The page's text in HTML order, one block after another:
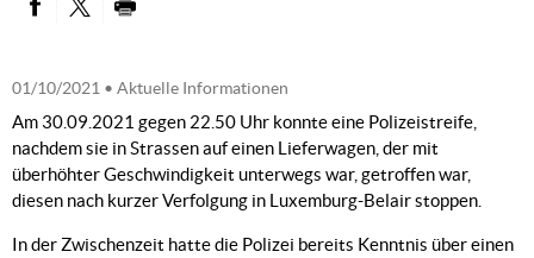
01/10/2021 • Aktuelle Informationen
Am 30.09.2021 gegen 22.50 Uhr konnte eine Polizeistreife,
nachdem sie in Strassen auf einen Lieferwagen, der mit
überhöhter Geschwindigkeit unterwegs war, getroffen war,
diesen nach kurzer Verfolgung in Luxemburg-Belair stoppen.
In der Zwischenzeit hatte die Polizei bereits Kenntnis über einen